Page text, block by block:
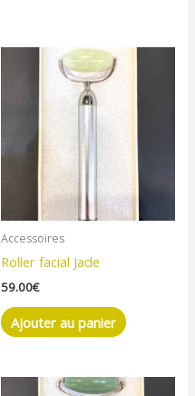
Accessoires
Roller facial Jade
59.00€
Ajouter au panier